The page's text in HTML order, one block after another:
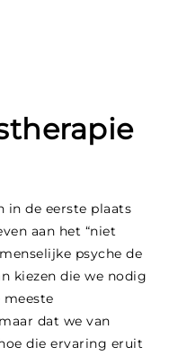
in de eerste plaats
aan het “niet
psyche de
kiezen die we nodig
dat we van
die ervaring eruit